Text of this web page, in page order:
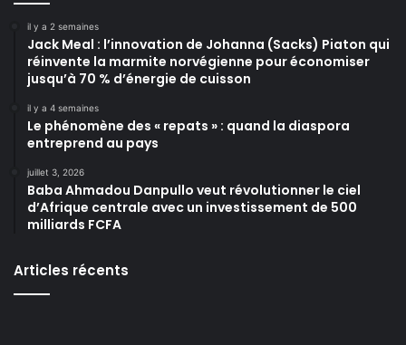
il y a 2 semaines
Jack Meal : l’innovation de Johanna (Sacks) Piaton qui
réinvente la marmite norvégienne pour économiser
jusqu’à 70 % d’énergie de cuisson
il y a 4 semaines
Le phénomène des « repats » : quand la diaspora
entreprend au pays
juillet 3, 2026
Baba Ahmadou Danpullo veut révolutionner le ciel
d’Afrique centrale avec un investissement de 500
milliards FCFA
Articles récents